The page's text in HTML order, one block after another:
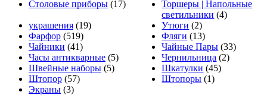
Столовые приборы (17)
Торшеры | Напольные
светильники (4)
украшения (19) Утюги (2)
Фарфор (519) Фляги (13)
Чайники (41) Чайные Пары (33)
Часы антикварные (5) Чернильница (2)
Швейные наборы (5) Шкатулки (45)
Штопор (57) Штопоры (1)
Экраны (3)